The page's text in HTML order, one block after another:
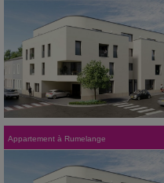
Appartement à Rumelange